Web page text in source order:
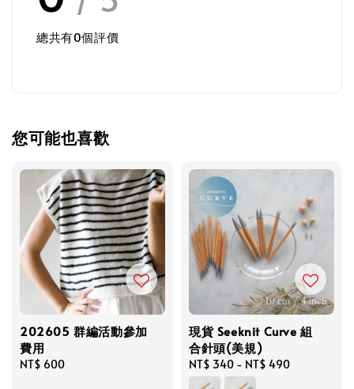
總共有0個評價
您可能也喜歡
202605 群編活動參加
費用
Regular
NT$ 600
現貨 Seeknit Curve 組
合針頭(美規)
Regular
price
NT$ 340 - NT$ 490